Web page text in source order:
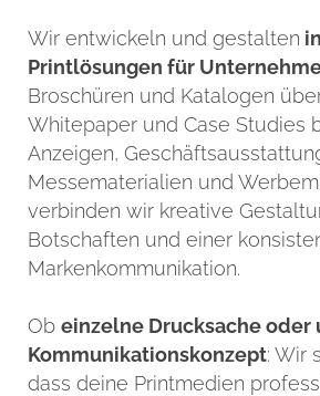
Wir entwickeln und gestalten
Printlösungen für
Broschüren und Katalogen
Whitepaper und Case Studies
Anzeigen,
Messematerialien und
verbinden wir kreative
Botschaften und einer
Markenkommunikation.
Ob einzelne Drucksache oder
Kommunikationskonzept: Wir
dass deine Printmedien